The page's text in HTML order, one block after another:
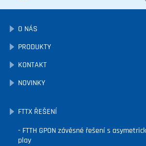
O NÁS
PRODUKTY
KONTAKT
NOVINKY
FTTX ŘEŠENÍ
FTTH GPON závěsné řešení s
play